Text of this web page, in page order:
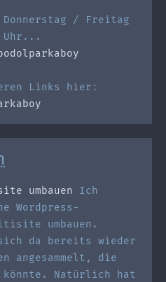
/ Freitag
Uhr...
Links hier:
umbauen
Ich
Wordpress-
umbauen.
da bereits wieder
angesammelt, die
Natürlich hat